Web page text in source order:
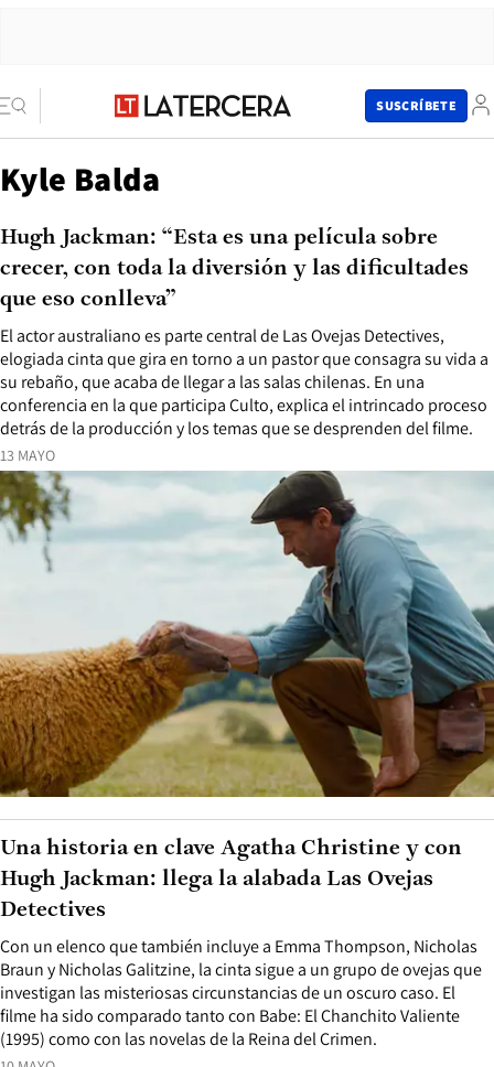
SUSCRÍBETE
Kyle Balda
13 MAYO
El actor australiano es parte central de Las Ovejas Detectives,
elogiada cinta que gira en torno a un pastor que consagra su vida a
su rebaño, que acaba de llegar a las salas chilenas. En una
conferencia en la que participa Culto, explica el intrincado proceso
detrás de la producción y los temas que se desprenden del filme.
Hugh Jackman: “Esta es una película sobre
crecer, con toda la diversión y las dificultades
que eso conlleva”
Con un elenco que también incluye a Emma Thompson, Nicholas
Braun y Nicholas Galitzine, la cinta sigue a un grupo de ovejas que
investigan las misteriosas circunstancias de un oscuro caso. El
filme ha sido comparado tanto con Babe: El Chanchito Valiente
(1995) como con las novelas de la Reina del Crimen.
Una historia en clave Agatha Christine y con
Hugh Jackman: llega la alabada Las Ovejas
Detectives